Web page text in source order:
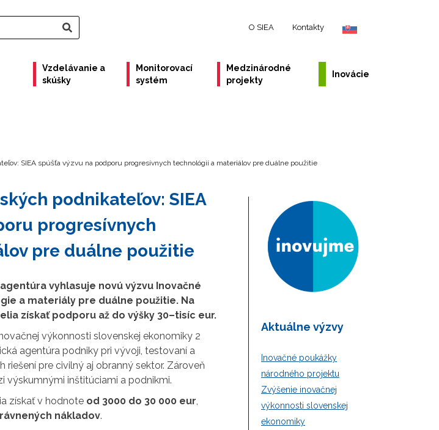
O SIEA Kontakty
Vzdelávanie a
skúšky
Monitorovací
systém
Medzinárodné
projekty
Inovácie
SIEA spúšťa výzvu na podporu progresívnych technológií a materiálov pre duálne použitie
podnikateľov: SIEA
progresívnych
pre duálne použitie
vyhlasuje novú výzvu Inovačné
a materiály pre duálne použitie. Na
získať podporu až do výšky 30–tisíc eur.
výkonnosti slovenskej ekonomiky 2
agentúra podniky pri vývoji, testovaní a
pre civilný aj obranný sektor. Zároveň
výskumnými inštitúciami a podnikmi.
získať v hodnote od 3000 do 30 000 eur,
nákladov.
Aktuálne výzvy
Inovačné poukážky
národného projektu
Zvýšenie inovačnej
výkonnosti slovenskej
ekonomiky